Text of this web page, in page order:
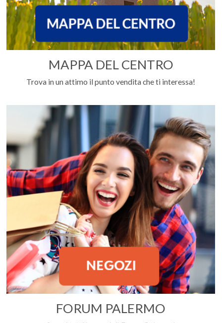
MAPPA DEL CENTRO
Trova in un attimo il punto vendita che ti interessa!
FORUM PALERMO